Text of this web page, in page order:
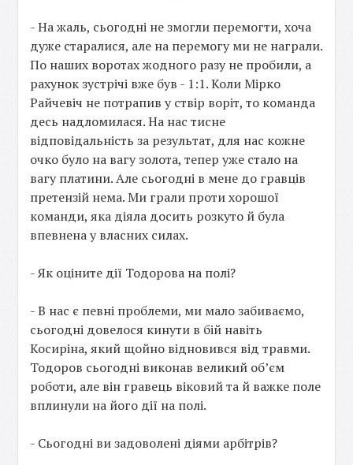
- На жаль, сьогодні не змогли перемогти, хоча
дуже старалися, але на перемогу ми не награли.
По наших воротах жодного разу не пробили, а
рахунок зустрічі вже був - 1:1. Коли Мірко
Райчевіч не потрапив у ствір воріт, то команда
десь надломилася. На нас тисне
відповідальність за результат, для нас кожне
очко було на вагу золота, тепер уже стало на
вагу платини. Але сьогодні в мене до гравців
претензій нема. Ми грали проти хорошої
команди, яка діяла досить розкуто й була
впевнена у власних силах.
- Як оціните дії Тодорова на полі?
- В нас є певні проблеми, ми мало забиваємо,
сьогодні довелося кинути в бій навіть
Косиріна, який щойно відновився від травми.
Тодоров сьогодні виконав великий об’єм
роботи, але він гравець віковий та й важке поле
вплинули на його дії на полі.
- Сьогодні ви задоволені діями арбітрів?